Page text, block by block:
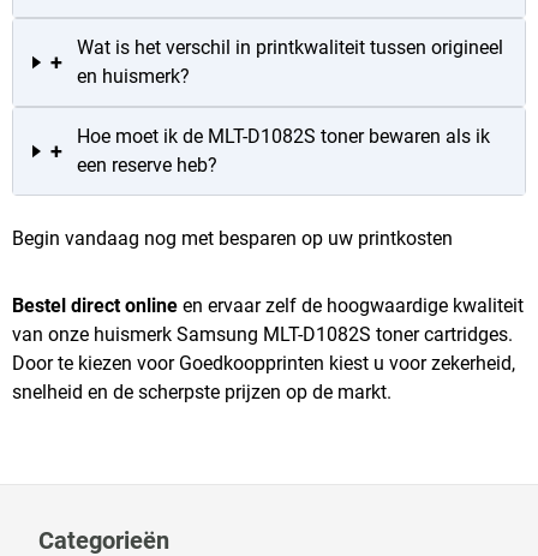
+
Wat is het verschil in printkwaliteit tussen origineel
en huismerk?
+
Hoe moet ik de MLT-D1082S toner bewaren als ik
een reserve heb?
Begin vandaag nog met besparen op uw printkosten
Bestel direct online en ervaar zelf de hoogwaardige kwaliteit
van onze huismerk Samsung MLT-D1082S toner cartridges.
Door te kiezen voor Goedkoopprinten kiest u voor zekerheid,
snelheid en de scherpste prijzen op de markt.
Categorieën